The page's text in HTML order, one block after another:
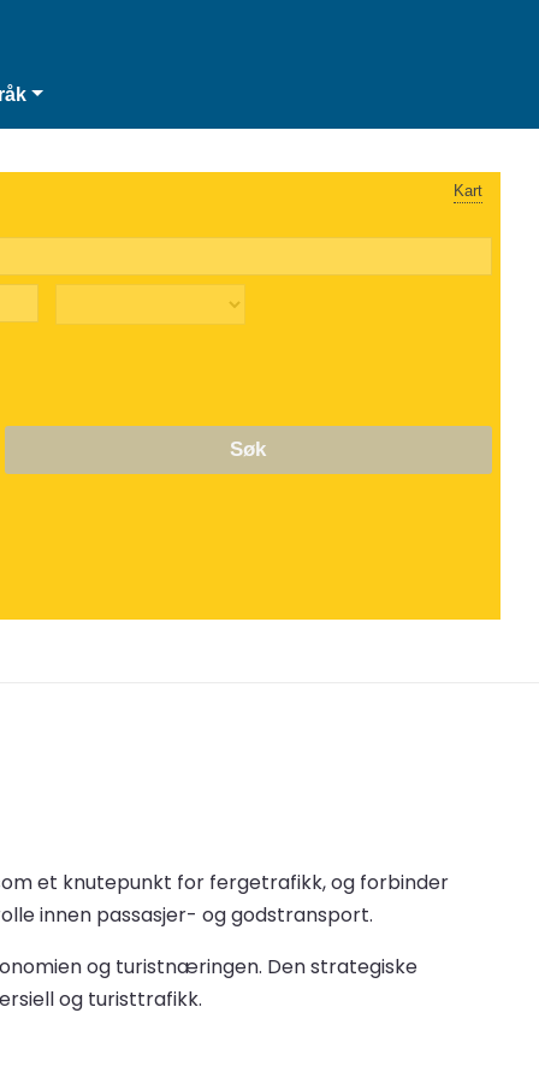
Kart
Søk
et knutepunkt for fergetrafikk, og forbinder
innen passasjer- og godstransport.
og turistnæringen. Den strategiske
og turisttrafikk.